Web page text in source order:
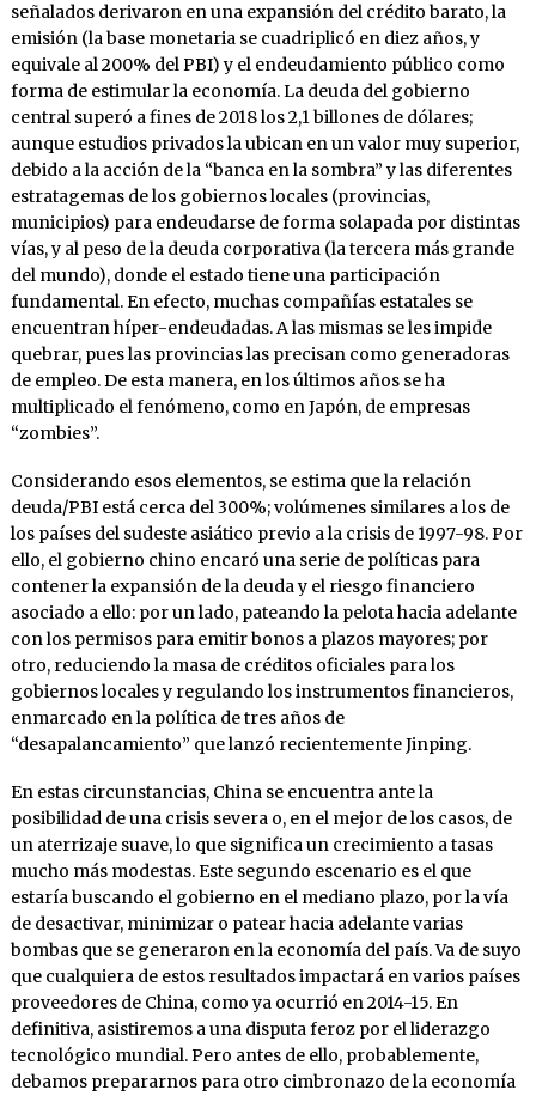
señalados derivaron en una expansión del crédito barato, la
emisión (la base monetaria se cuadriplicó en diez años, y
equivale al 200% del PBI) y el endeudamiento público como
forma de estimular la economía. La deuda del gobierno
central superó a fines de 2018 los 2,1 billones de dólares;
aunque estudios privados la ubican en un valor muy superior,
debido a la acción de la “banca en la sombra” y las diferentes
estratagemas de los gobiernos locales (provincias,
municipios) para endeudarse de forma solapada por distintas
vías, y al peso de la deuda corporativa (la tercera más grande
del mundo), donde el estado tiene una participación
fundamental. En efecto, muchas compañías estatales se
encuentran híper-endeudadas. A las mismas se les impide
quebrar, pues las provincias las precisan como generadoras
de empleo. De esta manera, en los últimos años se ha
multiplicado el fenómeno, como en Japón, de empresas
“zombies”.
Considerando esos elementos, se estima que la relación
deuda/PBI está cerca del 300%; volúmenes similares a los de
los países del sudeste asiático previo a la crisis de 1997-98. Por
ello, el gobierno chino encaró una serie de políticas para
contener la expansión de la deuda y el riesgo financiero
asociado a ello: por un lado, pateando la pelota hacia adelante
con los permisos para emitir bonos a plazos mayores; por
otro, reduciendo la masa de créditos oficiales para los
gobiernos locales y regulando los instrumentos financieros,
enmarcado en la política de tres años de
“desapalancamiento” que lanzó recientemente Jinping.
En estas circunstancias, China se encuentra ante la
posibilidad de una crisis severa o, en el mejor de los casos, de
un aterrizaje suave, lo que significa un crecimiento a tasas
mucho más modestas. Este segundo escenario es el que
estaría buscando el gobierno en el mediano plazo, por la vía
de desactivar, minimizar o patear hacia adelante varias
bombas que se generaron en la economía del país. Va de suyo
que cualquiera de estos resultados impactará en varios países
proveedores de China, como ya ocurrió en 2014-15. En
definitiva, asistiremos a una disputa feroz por el liderazgo
tecnológico mundial. Pero antes de ello, probablemente,
debamos prepararnos para otro cimbronazo de la economía